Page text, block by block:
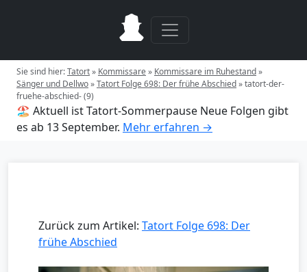
Sie sind hier:Tatort» Kommissare» Kommissare im Ruhestand»
Sänger und Dellwo»Tatort Folge 698: Der frühe Abschied»tatort-der-
fruehe-abschied- (9)
🏖️ Aktuell ist Tatort-Sommerpause Neue Folgen gibt
es ab 13 September. Mehr erfahren →
Zurück zum Artikel: Tatort Folge 698: Der
frühe Abschied